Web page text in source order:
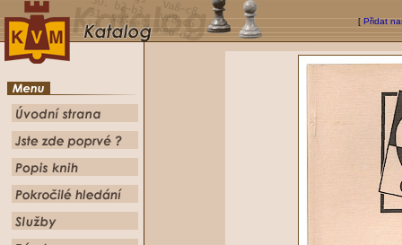
[ Přidat